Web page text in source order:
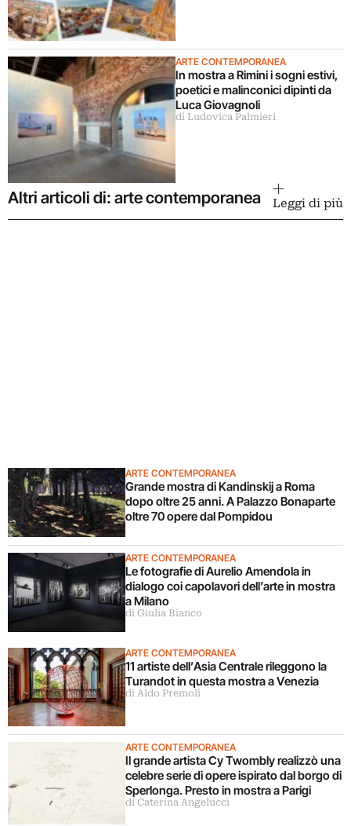
ARTE CONTEMPORANEA
In mostra a Rimini i sogni estivi,
poetici e malinconici dipinti da
Luca Giovagnoli
di Ludovica Palmieri
Altri articoli di: arte contemporanea Leggi di più
ARTE CONTEMPORANEA
Grande mostra di Kandinskij a Roma
dopo oltre 25 anni. A Palazzo Bonaparte
oltre 70 opere dal Pompidou
ARTE CONTEMPORANEA
Le fotografie di Aurelio Amendola in
dialogo coi capolavori dell’arte in mostra
a Milano
di Giulia Bianco
ARTE CONTEMPORANEA
11 artiste dell’Asia Centrale rileggono la
Turandot in questa mostra a Venezia
di Aldo Premoli
ARTE CONTEMPORANEA
Il grande artista Cy Twombly realizzò una
celebre serie di opere ispirato dal borgo di
Sperlonga. Presto in mostra a Parigi
di Caterina Angelucci